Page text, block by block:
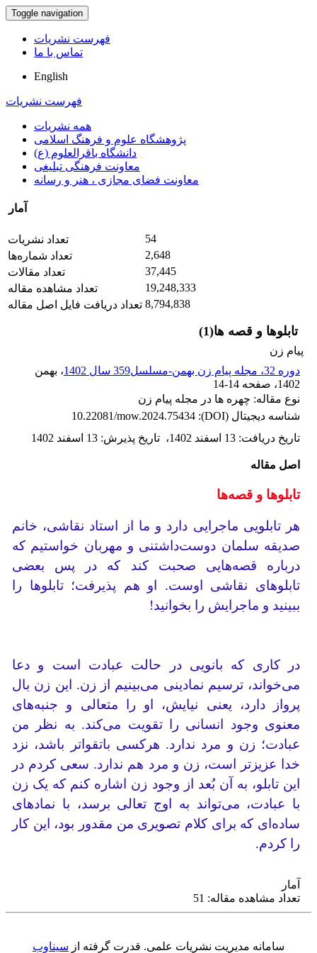
Toggle navigation
فهرست نشریات
تماس با ما
English
فهرست نشریات
همه نشریات
پژوهشگاه علوم و فرهنگ اسلامی
دانشگاه باقرالعلوم (ع)
معاونت فرهنگی تبلیغی
معاونت فضای مجازی ، هنر و رسانه
آمار
تعداد نشریات
54
تعداد شماره‌ها
2,648
تعداد مقالات
37,445
تعداد مشاهده مقاله
19,248,333
تعداد دریافت فایل اصل مقاله 8,794,838
تابلوها و قصه ها(1)
پیام زن
دوره 32، مجله پیام زن بهمن-مسلسل359 سال 1402
، بهمن
1402، صفحه 14-14
نوع مقاله: چهره ها در مجله پیام زن
شناسه دیجیتال (DOI):
10.22081/mow.2024.75434
تاریخ دریافت: 13 اسفند 1402 ، تاریخ پذیرش: 13 اسفند 1402
اصل مقاله
تابلوها و قصه‌ها
هر تابلویی ماجرایی دارد و ما از استاد نقاشی، خانم
صدیقه سلمان دوست‌داشتنی و مهربان خواستیم که
درباره قصه‌هایی صحبت کند که در پس بعضی
تابلوهای نقاشی اوست. او هم پذیرفت؛ تابلوها را
ببینید و ماجرایش را بخوانید!
در کاری که بانویی در حالت عبادت است و دعا
می‌خواند، ترسیم نمادینی می‌بینیم از زن. این زن بال
پرواز دارد، یعنی نیایش، او را متعالی و جنبه‌های
معنوی وجود انسانی را تقویت می‌کند. به نظر من
عبادت؛ زن و مرد ندارد. هرکسی باتقواتر باشد، نزد
خدا عزیزتر است، زن و مرد هم ندارد. سعی کردم در
این تابلو، به آن بُعد از وجود زن اشاره کنم که یک زن
با عبادت، می‌تواند به اوج تعالی برسد، با نمادهای
ساده‌ای که برای کلام تصویری من مقدور بود، این کار
را کردم.
آمار
تعداد مشاهده مقاله: 51
سامانه مدیریت نشریات علمی. قدرت گرفته از سیناوب